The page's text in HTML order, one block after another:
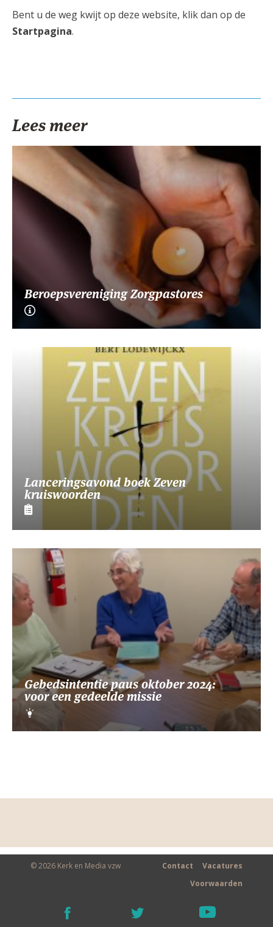
Bent u de weg kwijt op deze website, klik dan op de
Startpagina.
Lees meer
Beroepsvereniging Zorgpastores
Lanceringsavond boek Zeven
kruiswoorden
Gebedsintentie paus oktober 2024:
voor een gedeelde missie
© 2026 Kerk en Media vzw Vacatures
Contact
Voorwaarden